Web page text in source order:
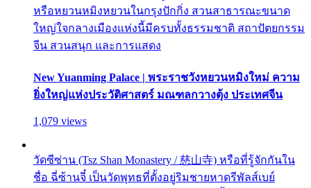
หรือหยวนหมิงหยวนในกรุงปักกิ่ง สวนสาธารณะขนาด
ใหญ่ใจกลางเมืองแห่งนี้มีครบทั้งธรรมชาติ สถาปัตยกรรม
จีน สวนสนุก และการแสดง
New Yuanming Palace | พระราชวังหยวนหมิงใหม่ ความ
ยิ่งใหญ่แห่งประวัติศาสตร์ มณฑลกวางตุ้ง ประเทศจีน
1,079 views
วัดซีซ่าน (Tsz Shan Monastery / 慈山寺) หรือที่รู้จักกันใน
ชื่อ ฉี่ซ้านจี๋ เป็นวัดพุทธที่ตั้งอยู่ริมชายหาดรีพัลส์เบย์